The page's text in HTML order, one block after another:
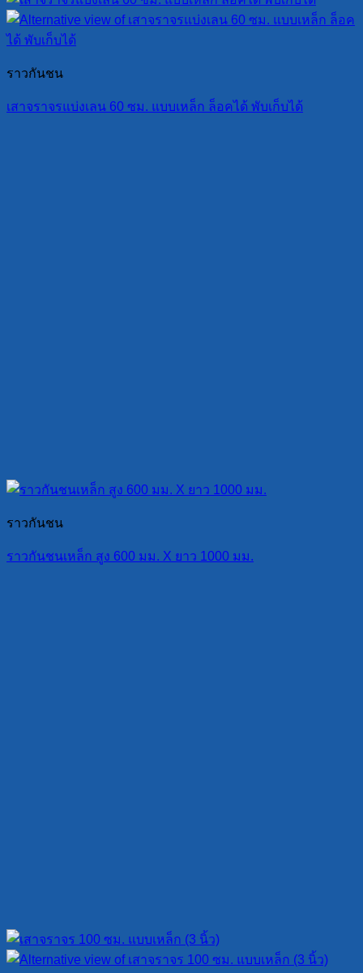
ราวกันชน
เสาจราจรแบ่งเลน 60 ซม. แบบเหล็ก ล็อคได้ พับเก็บได้
ราวกันชน
ราวกันชนเหล็ก สูง 600 มม. X ยาว 1000 มม.